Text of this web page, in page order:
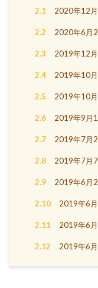
2.1 2020年12
2.2 2020年6月
2.3 2019年12
2.4 2019年10
2.5 2019年10
2.6 2019年9月
2.7 2019年7月
2.8 2019年7月
2.9 2019年6月
2.10 2019年6
2.11 2019年6
2.12 2019年6